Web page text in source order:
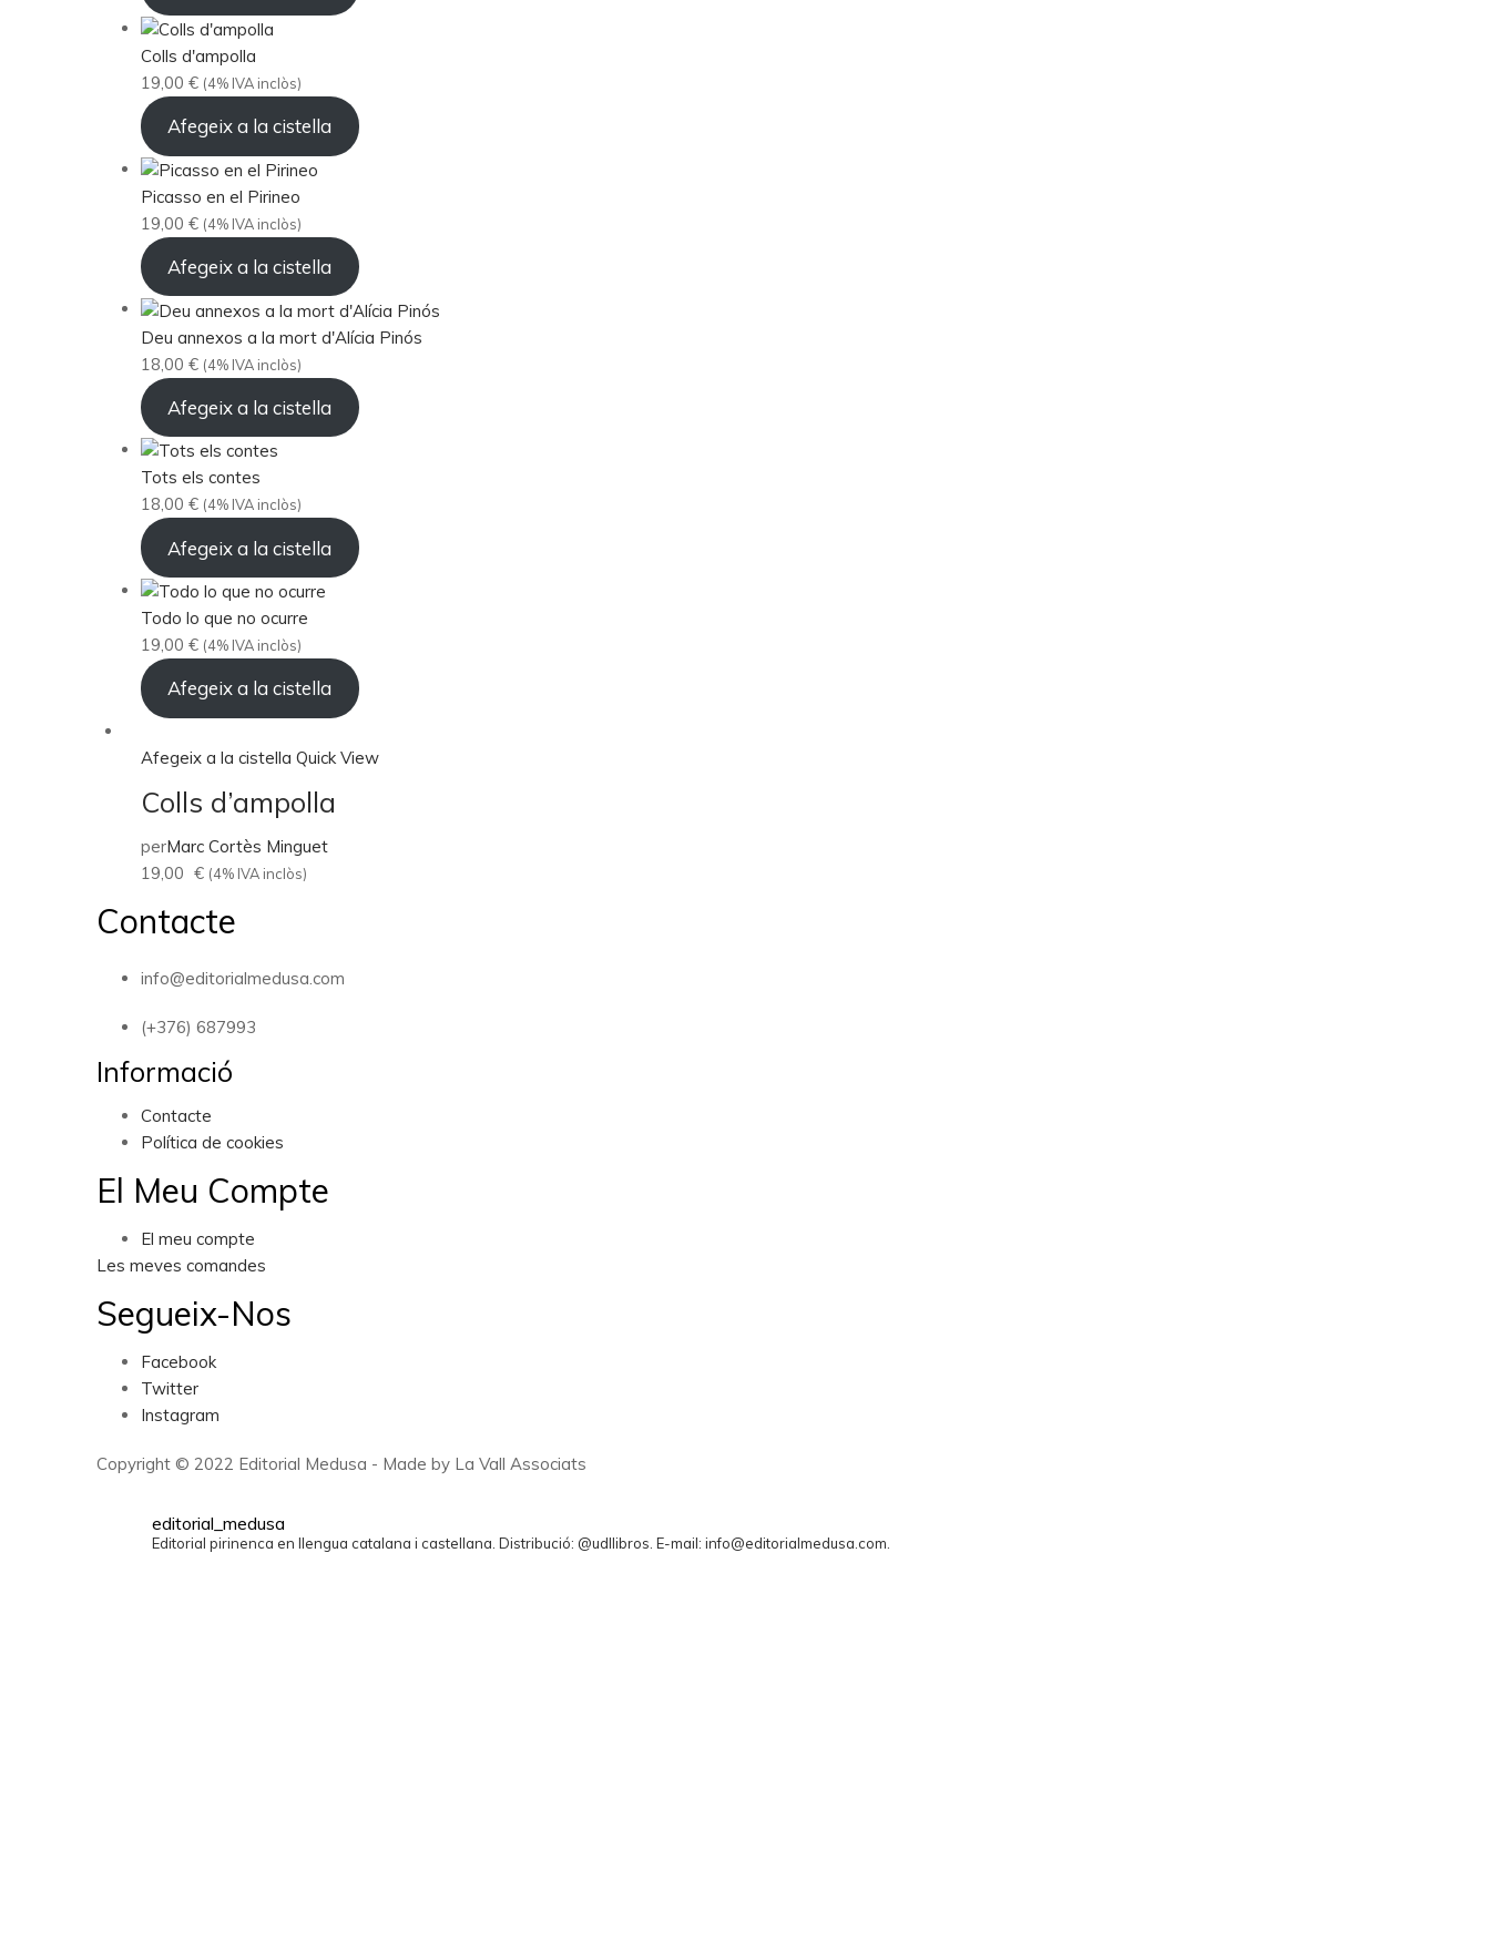
Colls d'ampolla
19,00 € (4% IVA inclòs)
Afegeix a la cistella
Picasso en el Pirineo
19,00 € (4% IVA inclòs)
Afegeix a la cistella
Deu annexos a la mort d'Alícia Pinós
18,00 € (4% IVA inclòs)
Afegeix a la cistella
Tots els contes
18,00 € (4% IVA inclòs)
Afegeix a la cistella
Todo lo que no ocurre
19,00 € (4% IVA inclòs)
Afegeix a la cistella
Afegeix a la cistella Quick View
Colls d’ampolla
perMarc Cortès Minguet
19,00 € (4% IVA inclòs)
Contacte
info@editorialmedusa.com
(+376) 687993
Informació
Contacte
Política de cookies
El Meu Compte
El meu compte
Les meves comandes
Segueix-Nos
Facebook
Twitter
Instagram
Copyright © 2022 Editorial Medusa - Made by La Vall Associats
editorial_medusa
Editorial pirinenca en llengua catalana i castellana. Distribució: @udllibros. E-mail: info@editorialmedusa.com.